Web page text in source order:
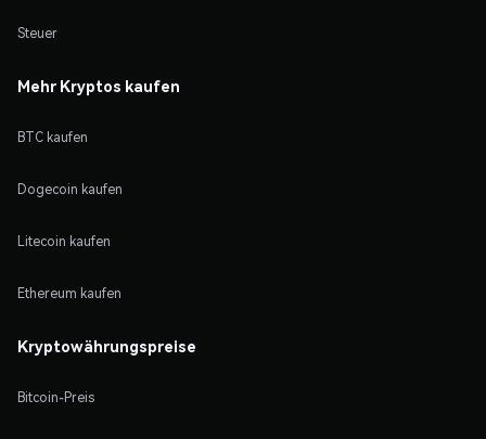
Steuer
Mehr Kryptos kaufen
BTC kaufen
Dogecoin kaufen
Litecoin kaufen
Ethereum kaufen
Kryptowährungspreise
Bitcoin-Preis